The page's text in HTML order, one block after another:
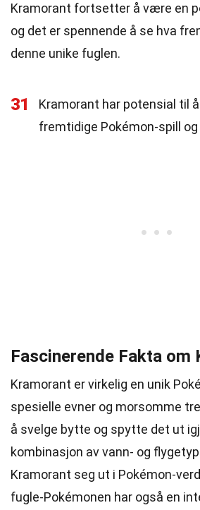
Kramorant fortsetter å være en
og det er spennende å se hva
denne unike fuglen.
31
Kramorant har potensial til
fremtidige Pokémon-spill og
Fascinerende Fakta om
Kramorant er virkelig en unik
spesielle evner og morsomme
å svelge bytte og spytte det ut
kombinasjon av vann- og
Kramorant seg ut i Pokémon-
fugle-Pokémonen har også en